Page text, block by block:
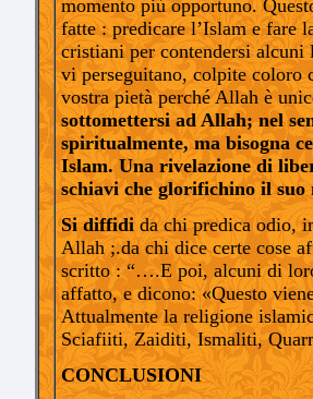
momento più opportuno.
fatte : predicare l’Islam e fare
cristiani per contendersi alcuni
vi perseguitano, colpite coloro
vostra pietà perché Allah è
sottomettersi ad Allah; nel
spiritualmente, ma bisogna
Islam. Una rivelazione di
schiavi che glorifichino il suo
Si diffidida chi predica odio,
Allah ;.da chi dice certe cose
scritto : “….E poi, alcuni di
affatto, e dicono: «Questo
Attualmente la religione
Sciafiiti, Zaiditi, Ismaliti,
CONCLUSIONI